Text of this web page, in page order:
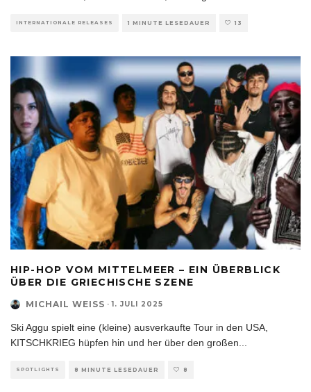
INTERNATIONALE RELEASES 1 MINUTE LESEDAUER 13
HIP-HOP VOM MITTELMEER – EIN ÜBERBLICK
ÜBER DIE GRIECHISCHE SZENE
MICHAIL WEISS · 1. JULI 2025
Ski Aggu spielt eine (kleine) ausverkaufte Tour in den USA,
KITSCHKRIEG hüpfen hin und her über den großen...
SPOTLIGHTS 8 MINUTE LESEDAUER 8